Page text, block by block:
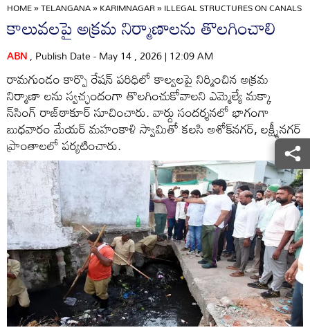
HOME»TELANGANA»KARIMNAGAR»ILLEGAL STRUCTURES ON CANALS
కాలువలపై అక్రమ నిర్మాణాలను తొలగించాలి
ABN, Publish Date - May 14 , 2026 | 12:09 AM
రామగుండం కార్పొ రేషన్‌ పరిధిలో కాల్వలపై నిర్మించిన అక్రమ
నిర్మాణా లను స్వచ్ఛందంగా తొలగించుకోవాలని ఎమ్మెల్యే మక్కా
న్‌సింగ్‌ రాజ్‌ఠాకూర్‌ సూచించారు. వార్దు సందర్శనలో భాగంగా
బుధవారం మేయర్‌ మహంకాళి స్వామితో కలసి అశోక్‌నగర్‌, లక్ష్మీనగర్‌
ప్రాంతాలలో పర్యటించారు.